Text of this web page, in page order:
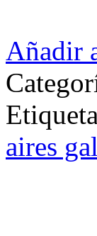
Añadir
aires